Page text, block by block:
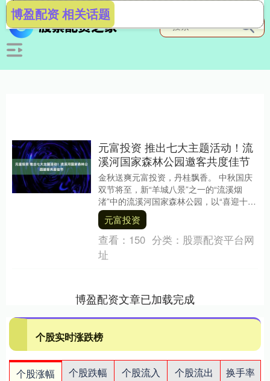
博盈配资 相关话题
元富投资 推出七大主题活动！流
溪河国家森林公园邀客共度佳节
金秋送爽元富投资，丹桂飘香。 中秋国庆
双节将至，新“羊城八景”之一的“流溪烟
渚”中的流溪河国家森林公园，以“喜迎十五
运 双节游流溪”为主题，在双节期间精心打
造七....
元富投资
查看： 150 分类： 股票配资平台网
址
博盈配资文章已加载完成
个股实时涨跌榜
个股涨幅 个股跌幅 个股流入 个股流出
换手率